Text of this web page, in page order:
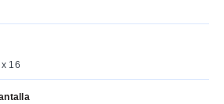
16